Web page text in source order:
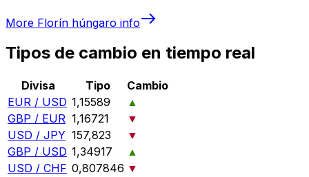
More Florín húngaro info
Tipos de cambio en tiempo real
Divisa Tipo
Cambio
EUR / USD 1,15589
▲
GBP / EUR 1,16721
▼
USD / JPY 157,823
▼
GBP / USD 1,34917
▲
USD / CHF 0,807846 ▼